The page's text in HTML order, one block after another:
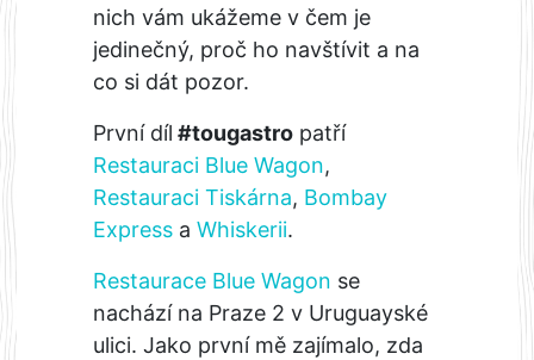
nich vám ukážeme v čem je
jedinečný, proč ho navštívit a na
co si dát pozor.
První díl #tougastro patří
Restauraci Blue Wagon,
Restauraci Tiskárna, Bombay
Express a Whiskerii.
Restaurace Blue Wagon se
nachází na Praze 2 v Uruguayské
ulici. Jako první mě zajímalo, zda